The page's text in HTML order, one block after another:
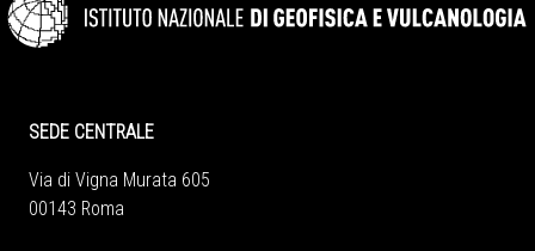
SEDE CENTRALE
Via di Vigna Murata 605
00143 Roma